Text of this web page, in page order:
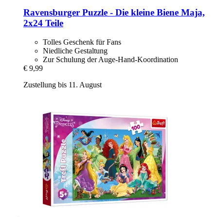
Ravensburger Puzzle -​ Die kleine Biene Maja,
2x24 Teile
Tolles Geschenk für Fans
Niedliche Gestaltung
Zur Schulung der Auge-Hand-Koordination
€ 9,99
Zustellung bis 11. August